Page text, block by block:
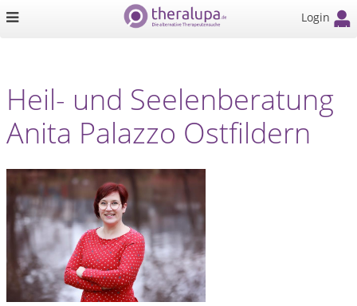
Login
Heil- und Seelenberatung
Anita Palazzo Ostfildern